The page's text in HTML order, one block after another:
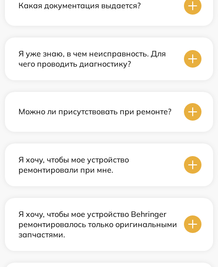
Какая документация выдается?
Я уже знаю, в чем неисправность. Для
чего проводить диагностику?
Можно ли присутствовать при ремонте?
Я хочу, чтобы мое устройство
ремонтировали при мне.
Я хочу, чтобы мое устройство Behringer
ремонтировалось только оригинальными
запчастями.